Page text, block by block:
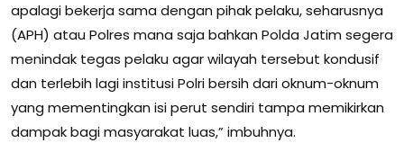
apalagi bekerja sama dengan pihak pelaku, seharusnya
(APH) atau Polres mana saja bahkan Polda Jatim segera
menindak tegas pelaku agar wilayah tersebut kondusif
dan terlebih lagi institusi Polri bersih dari oknum-oknum
yang mementingkan isi perut sendiri tampa memikirkan
dampak bagi masyarakat luas,” imbuhnya.